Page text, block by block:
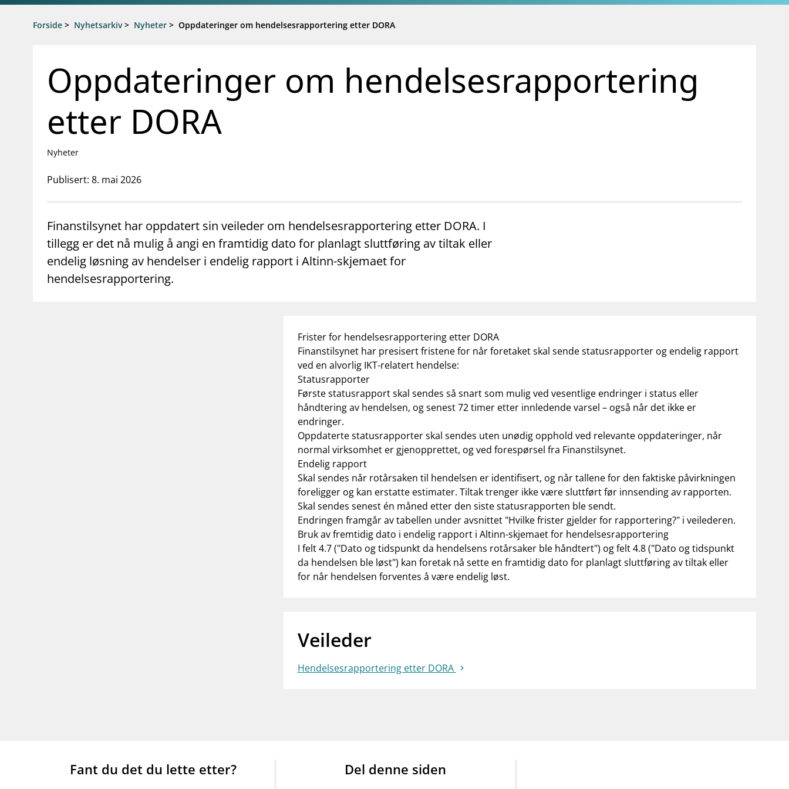
Gå til hovedinnhold
Gå til søkesiden
Forside > Nyhetsarkiv > Nyheter > Oppdateringer om hendelsesrapportering etter DORA
Oppdateringer om hendelsesrapportering
etter DORA
Nyheter
Publisert: 8. mai 2026
Finanstilsynet har oppdatert sin veileder om hendelsesrapportering etter DORA. I
tillegg er det nå mulig å angi en framtidig dato for planlagt sluttføring av tiltak eller
endelig løsning av hendelser i endelig rapport i Altinn-skjemaet for
hendelsesrapportering.
Frister for hendelsesrapportering etter DORA
Finanstilsynet har presisert fristene for når foretaket skal sende statusrapporter og endelig rapport
ved en alvorlig IKT-relatert hendelse:
Statusrapporter
Første statusrapport skal sendes så snart som mulig ved vesentlige endringer i status eller
håndtering av hendelsen, og senest 72 timer etter innledende varsel – også når det ikke er
endringer.
Oppdaterte statusrapporter skal sendes uten unødig opphold ved relevante oppdateringer, når
normal virksomhet er gjenopprettet, og ved forespørsel fra Finanstilsynet.
Endelig rapport
Skal sendes når rotårsaken til hendelsen er identifisert, og når tallene for den faktiske påvirkningen
foreligger og kan erstatte estimater. Tiltak trenger ikke være sluttført før innsending av rapporten.
Skal sendes senest én måned etter den siste statusrapporten ble sendt.
Endringen framgår av tabellen under avsnittet "Hvilke frister gjelder for rapportering?" i veilederen.
Bruk av fremtidig dato i endelig rapport i Altinn-skjemaet for hendelsesrapportering
I felt 4.7 ("Dato og tidspunkt da hendelsens rotårsaker ble håndtert") og felt 4.8 ("Dato og tidspunkt
da hendelsen ble løst") kan foretak nå sette en framtidig dato for planlagt sluttføring av tiltak eller
for når hendelsen forventes å være endelig løst.
Veileder
Hendelsesrapportering etter DORA
Fant du det du lette etter? Del denne siden